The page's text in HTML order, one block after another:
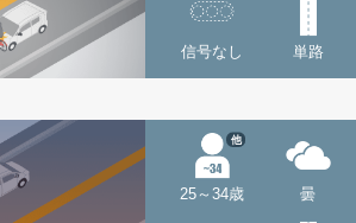
信号なし 単路
25～34歳
他
曇